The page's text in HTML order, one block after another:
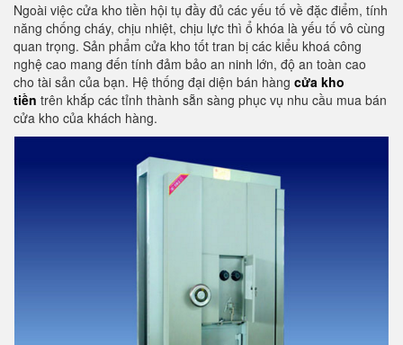
Ngoài việc cửa kho tiền hội tụ đầy đủ các yếu tố về đặc điểm, tính
năng chống cháy, chịu nhiệt, chịu lực thì ổ khóa là yếu tố vô cùng
quan trọng. Sản phẩm cửa kho tốt tran bị các kiểu khoá công
nghệ cao mang đến tính đảm bảo an ninh lớn, độ an toàn cao
cho tài sản của bạn. Hệ thống đại diện bán hàng cửa kho
tiền trên khắp các tỉnh thành sẵn sàng phục vụ nhu cầu mua bán
cửa kho của khách hàng.